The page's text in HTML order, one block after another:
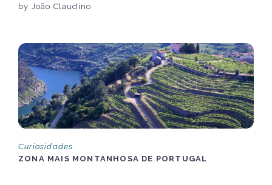
by João Claudino
Curiosidades
ZONA MAIS MONTANHOSA DE PORTUGAL